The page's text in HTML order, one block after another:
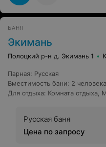
БАНЯ
Экимань
Полоцкий р-н д. Экимань 1
Парная: Русская
Вместимость бани: 2 человека
Для отдыха: Комната отдыха
Русская баня
Цена по запросу